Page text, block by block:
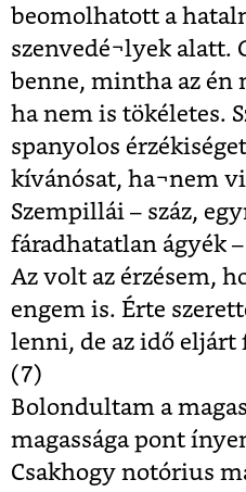
beomolhatott a
szenvedé¬lyek alatt.
benne, mintha az én
ha nem is tökéletes.
spanyolos
kívánósat, ha¬nem
Szempillái – száz,
fáradhatatlan ágyék
Az volt az érzésem,
engem is. Érte
lenni, de az idő eljárt
(7)
Bolondultam a
magassága pont
Csakhogy notórius